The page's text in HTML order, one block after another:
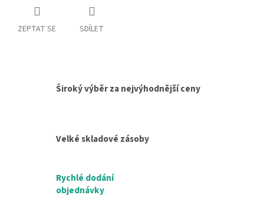
ZEPTAT SE SDÍLET
Široký výběr za nejvýhodnější ceny
Velké skladové zásoby
Rychlé dodání
objednávky